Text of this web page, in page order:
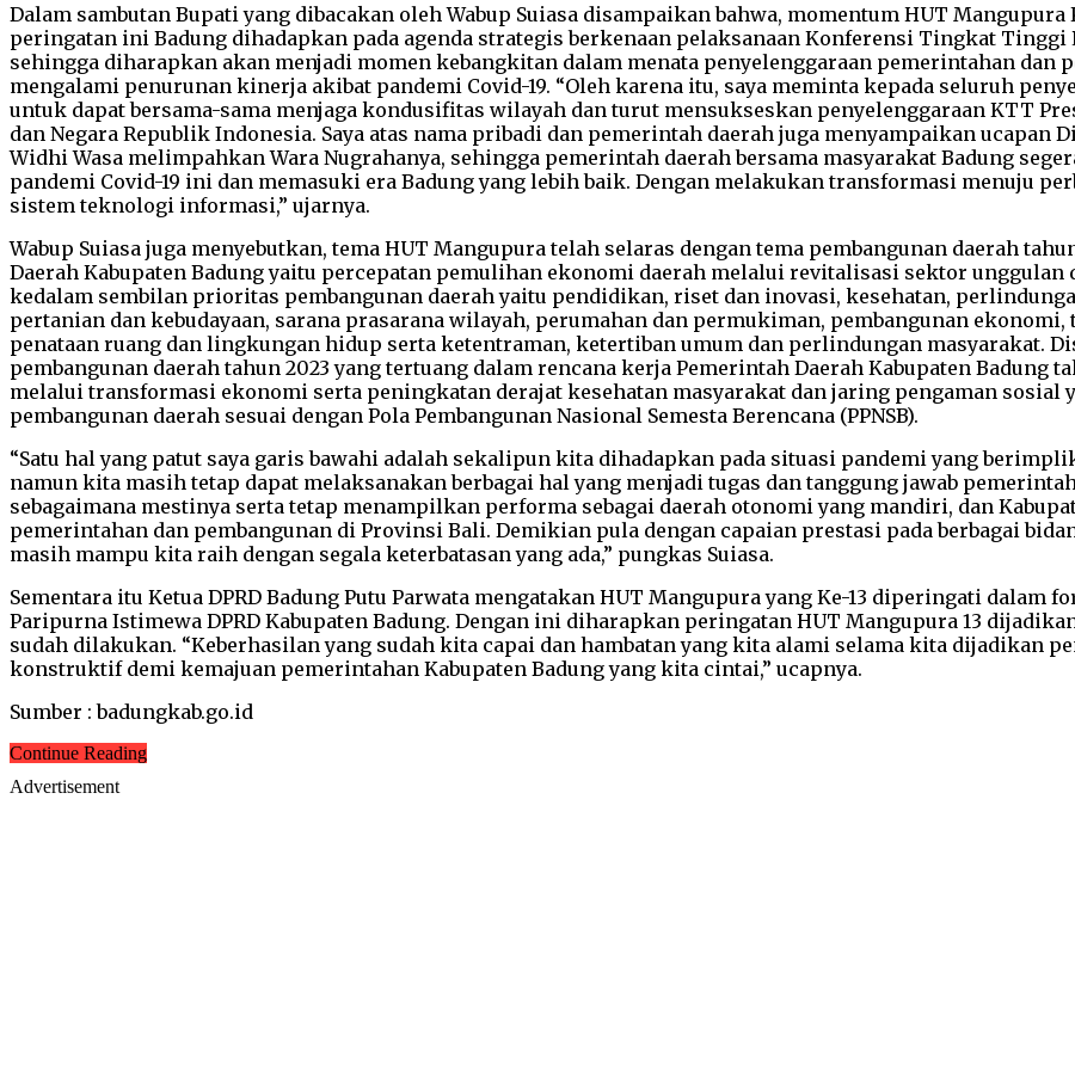
Dalam sambutan Bupati yang dibacakan oleh Wabup Suiasa disampaikan bahwa, momentum HUT
peringatan ini Badung dihadapkan pada agenda strategis berkenaan pelaksanaan Konferensi Tingkat Tinggi
sehingga diharapkan akan menjadi momen kebangkitan dalam menata penyelenggaraan pemerintahan dan
mengalami penurunan kinerja akibat pandemi Covid-19. “Oleh karena itu, saya meminta kepada seluruh
untuk dapat bersama-sama menjaga kondusifitas wilayah dan turut mensukseskan penyelenggaraan KTT
dan Negara Republik Indonesia. Saya atas nama pribadi dan pemerintah daerah juga menyampaikan ucapan
Widhi Wasa melimpahkan Wara Nugrahanya, sehingga pemerintah daerah bersama masyarakat Badung
pandemi Covid-19 ini dan memasuki era Badung yang lebih baik. Dengan melakukan transformasi menuju
sistem teknologi informasi,” ujarnya.
Wabup Suiasa juga menyebutkan, tema HUT Mangupura telah selaras dengan tema pembangunan daerah
Daerah Kabupaten Badung yaitu percepatan pemulihan ekonomi daerah melalui revitalisasi sektor
kedalam sembilan prioritas pembangunan daerah yaitu pendidikan, riset dan inovasi, kesehatan,
pertanian dan kebudayaan, sarana prasarana wilayah, perumahan dan permukiman, pembangunan
penataan ruang dan lingkungan hidup serta ketentraman, ketertiban umum dan perlindungan masyarakat.
pembangunan daerah tahun 2023 yang tertuang dalam rencana kerja Pemerintah Daerah Kabupaten Badung
melalui transformasi ekonomi serta peningkatan derajat kesehatan masyarakat dan jaring pengaman
pembangunan daerah sesuai dengan Pola Pembangunan Nasional Semesta Berencana (PPNSB).
“Satu hal yang patut saya garis bawahi adalah sekalipun kita dihadapkan pada situasi pandemi yang
namun kita masih tetap dapat melaksanakan berbagai hal yang menjadi tugas dan tanggung jawab
sebagaimana mestinya serta tetap menampilkan performa sebagai daerah otonomi yang mandiri, dan
pemerintahan dan pembangunan di Provinsi Bali. Demikian pula dengan capaian prestasi pada berbagai
masih mampu kita raih dengan segala keterbatasan yang ada,” pungkas Suiasa.
Sementara itu Ketua DPRD Badung Putu Parwata mengatakan HUT Mangupura yang Ke-13 diperingati
Paripurna Istimewa DPRD Kabupaten Badung. Dengan ini diharapkan peringatan HUT Mangupura 13
sudah dilakukan. “Keberhasilan yang sudah kita capai dan hambatan yang kita alami selama kita dijadikan
konstruktif demi kemajuan pemerintahan Kabupaten Badung yang kita cintai,” ucapnya.
Sumber : badungkab.go.id
Continue Reading
Advertisement